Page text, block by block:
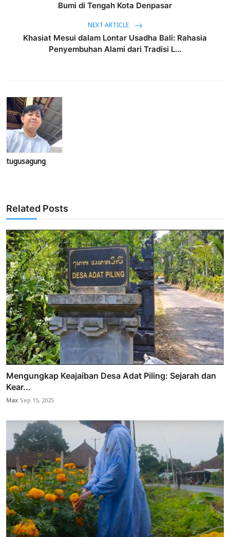
Bumi di Tengah Kota Denpasar
NEXT ARTICLE
Khasiat Mesui dalam Lontar Usadha Bali: Rahasia
Penyembuhan Alami dari Tradisi L...
tugusagung
Related Posts
Mengungkap Keajaiban Desa Adat Piling: Sejarah dan
Kear...
Max Sep 15, 2025